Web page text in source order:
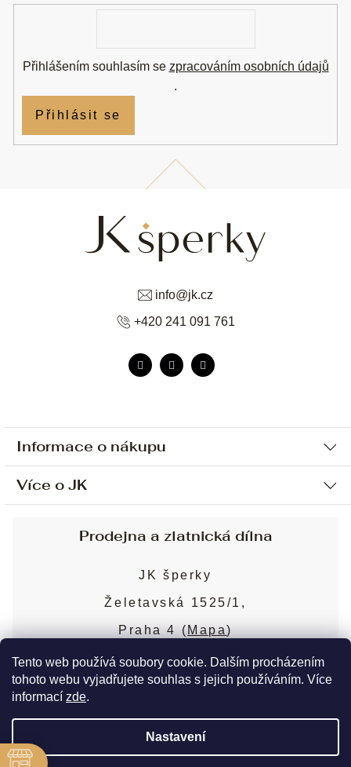
Tento web používá soubory cookie. Dalším procházením
tohoto webu vyjadřujete souhlas s jejich používáním. Více
informací zde.
Nastavení
Informace o nákupu
Ochrana osobních údajů
Sjednání osobní schůzky
Obchodní podmínky
Puncovní značky
Více o JK
Blog
Nejčastější dotazy
info@jk.cz
+420 241 091 761
Přihlášením souhlasím se zpracováním osobních údajů
.
Přihlásit se
Prodejna a zlatnická dílna
JK šperky
Želetavská 1525/1,
Praha 4 (Mapa)
Více o prodejně
Copyright 2026JK šperky. Všechna práva
vyhrazena.
Upravit nastavení cookies